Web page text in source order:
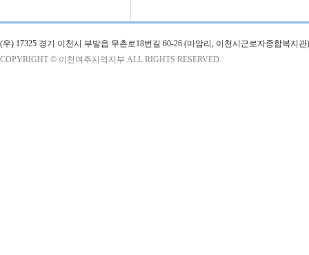
(우) 17325 경기 이천시 부발읍 무촌로18번길 60-26 (마암리, 이천시근로자종합복지관
COPYRIGHT © 이천여주지역지부 ALL RIGHTS RESERVED.